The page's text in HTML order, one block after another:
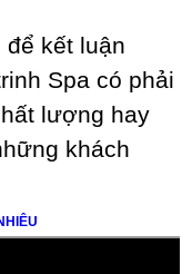
kết luận
Spa có phải
lượng hay
khách